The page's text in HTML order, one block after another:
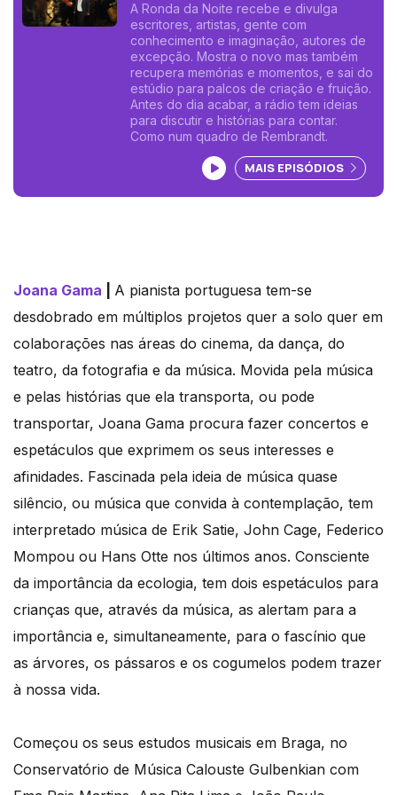
com a pianista Joana Gama.
A Ronda da Noite recebe e divulga
escritores, artistas, gente com
conhecimento e imaginação, autores de
excepção. Mostra o novo mas também
recupera memórias e momentos, e sai do
estúdio para palcos de criação e fruição.
Antes do dia acabar, a rádio tem ideias
para discutir e histórias para contar.
Como num quadro de Rembrandt.
Ouvir podcast
MAIS EPISÓDIOS
Joana Gama
A pianista portuguesa tem-se
desdobrado em múltiplos projetos quer a solo quer em
colaborações nas áreas do cinema, da dança, do
teatro, da fotografia e da música. Movida pela música
e pelas histórias que ela transporta, ou pode
transportar, Joana Gama procura fazer concertos e
espetáculos que exprimem os seus interesses e
afinidades. Fascinada pela ideia de música quase
silêncio, ou música que convida à contemplação, tem
interpretado música de Erik Satie, John Cage, Federico
Mompou ou Hans Otte nos últimos anos. Consciente
da importância da ecologia, tem dois espetáculos para
crianças que, através da música, as alertam para a
importância e, simultaneamente, para o fascínio que
as árvores, os pássaros e os cogumelos podem trazer
à nossa vida.
​Começou os seus estudos musicais em Braga, no
Conservatório de Música Calouste Gulbenkian com